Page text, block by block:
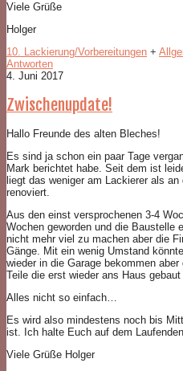
Viele Grüße
Holger
10. Lackierung/Vorbereitungen +
Antworten
4. Juni 2017
Zwischenupdate!
Hallo Freunde des alten Bleches!
Es sind ja schon ein paar Tage
Mark berichtet habe. Seit dem ist
liegt das weniger am Lackierer als
renoviert.
Aus den einst versprochenen 3-4
Wochen geworden und die
nicht mehr viel zu machen aber die
Gänge. Mit ein wenig Umstand
wieder in die Garage bekommen
Teile die erst wieder ans Haus
Alles nicht so einfach…
Es wird also mindestens noch bis
ist. Ich halte Euch auf dem
Viele Grüße Holger